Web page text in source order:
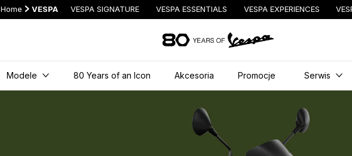
Home VESPA VESPA SIGNATURE VESPA ESSENTIALS VESPA EXPERIENCES
Modele 80 Years of an Icon Akcesoria Promocje Serwis